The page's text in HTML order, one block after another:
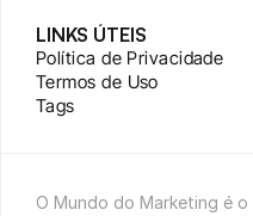
LINKS ÚTEIS
Política de Privacidade
Termos de Uso
Tags
O Mundo do Marketing é